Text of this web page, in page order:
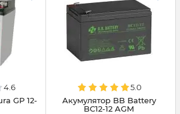
4.6
GP 12-
5.0
Акумулятор BB Battery
BС12-12 AGM